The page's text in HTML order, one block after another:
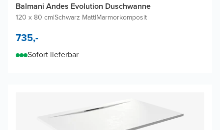
Balmani Andes Evolution Duschwanne
120 x 80 cm|Schwarz Matt|Marmorkomposit
735,-
Sofort lieferbar